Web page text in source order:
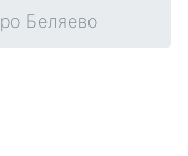
Беляево